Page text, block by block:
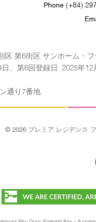
Phone (+84)
第6街区 サンホーム・
、第6回登録日: 2025年12
通り7番地
© 2026 プレミア レジデンス